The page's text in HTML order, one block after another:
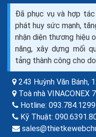
Kinh doanh cửa cuốn
cuốn mở đại lý cửa
Cửa cuốn là dạng cửa
lá thép đan xen nhau.
lên hộp kỹ thuật phía
Đã phục vụ và hợp tác
phát huy sức mạnh,
nhận diện thương hiệu
năng, xây dựng mối
tảng thành công cho
243 Huỳnh Văn Bánh,
Toà nhà VINACONEX
Hotline: 093.784.1299
Kỹ Thuật: